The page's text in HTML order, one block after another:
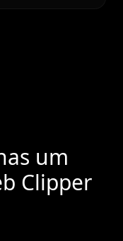
um
Clipper